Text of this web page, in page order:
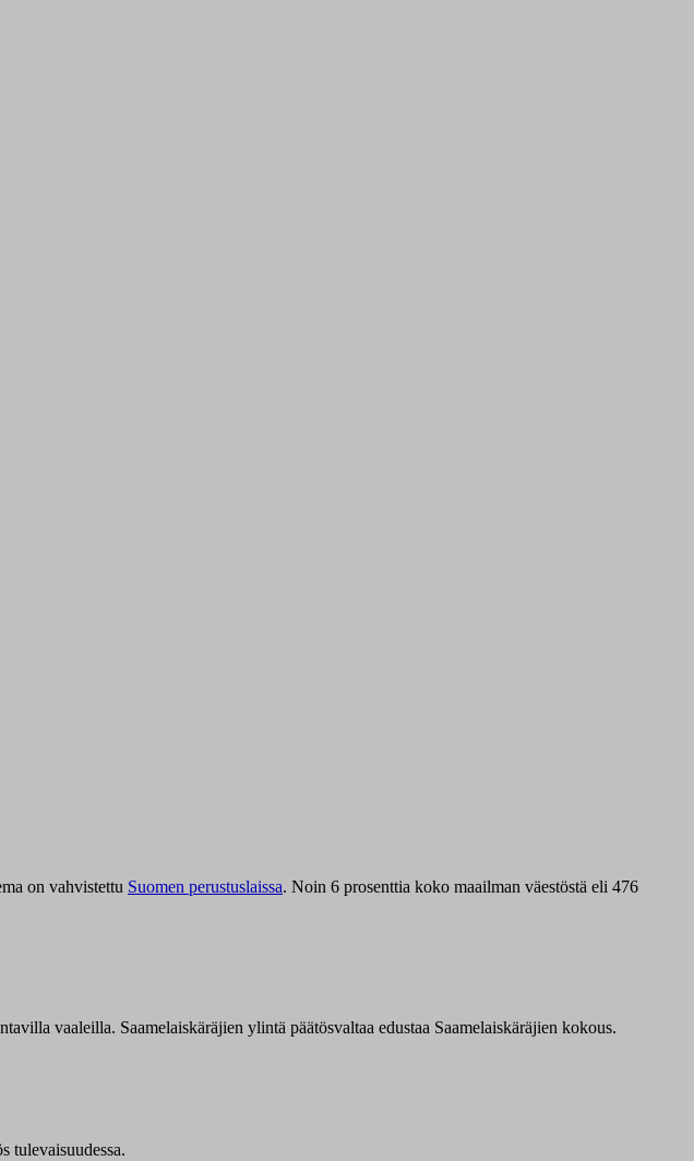
on vahvistettu Suomen perustuslaissa. Noin 6 prosenttia koko maailman väestöstä eli 476
vaaleilla. Saamelaiskäräjien ylintä päätösvaltaa edustaa Saamelaiskäräjien kokous.
tulevaisuudessa.